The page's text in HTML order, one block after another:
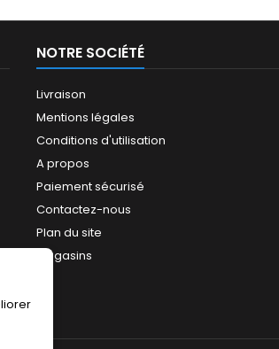
NOTRE SOCIÉTÉ
Livraison
Mentions légales
Conditions d'utilisation
A propos
Paiement sécurisé
Contactez-nous
Plan du site
Magasins